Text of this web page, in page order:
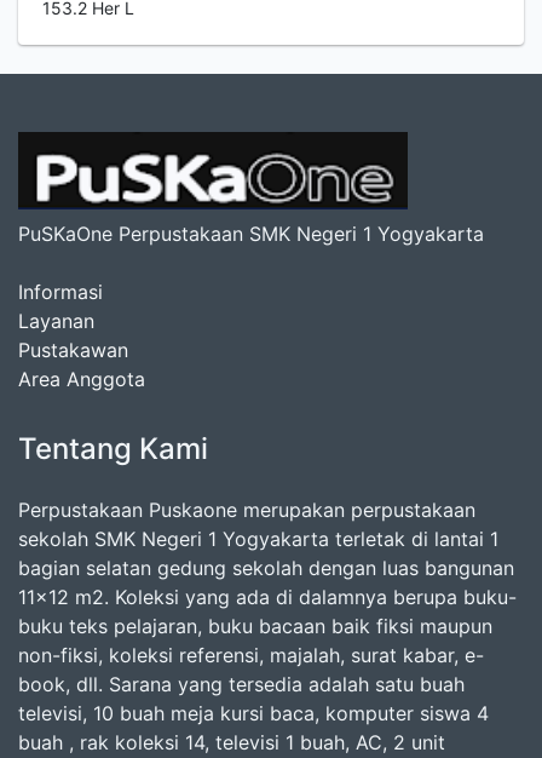
153.2 Her L
PuSKaOne Perpustakaan SMK Negeri 1 Yogyakarta
Informasi
Layanan
Pustakawan
Area Anggota
Tentang Kami
Perpustakaan Puskaone merupakan perpustakaan
sekolah SMK Negeri 1 Yogyakarta terletak di lantai 1
bagian selatan gedung sekolah dengan luas bangunan
11x12 m2. Koleksi yang ada di dalamnya berupa buku-
buku teks pelajaran, buku bacaan baik fiksi maupun
non-fiksi, koleksi referensi, majalah, surat kabar, e-
book, dll. Sarana yang tersedia adalah satu buah
televisi, 10 buah meja kursi baca, komputer siswa 4
buah , rak koleksi 14, televisi 1 buah, AC, 2 unit